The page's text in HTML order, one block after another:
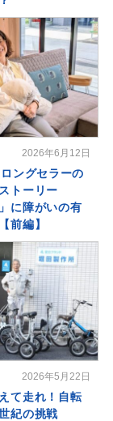
2026年6月12日
ングセラーの
トーリー
に障がいの有
前編】
2026年5月22日
て走れ！自転
紀の挑戦